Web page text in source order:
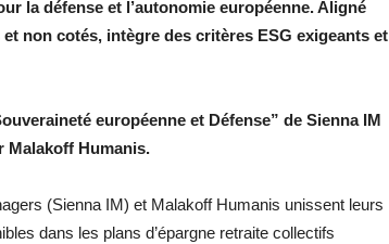
la défense et l’autonomie européenne. Aligné
non cotés, intègre des critères ESG exigeants et
européenne et Défense” de Sienna IM
Malakoff Humanis.
(Sienna IM) et Malakoff Humanis unissent leurs
dans les plans d’épargne retraite collectifs